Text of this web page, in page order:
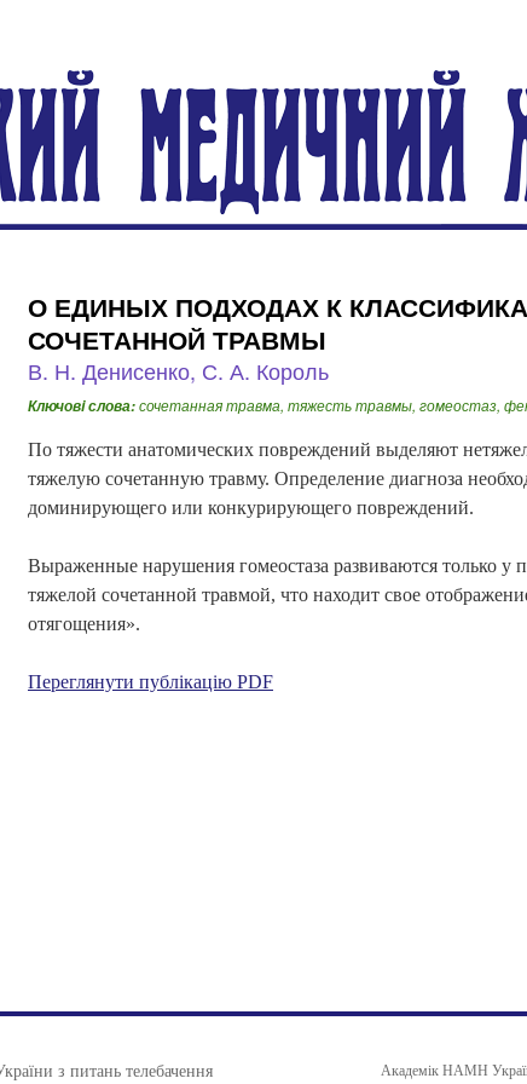
О ЕДИНЫХ ПОДХОДАХ К
СОЧЕТАННОЙ ТРАВМЫ
В. Н. Денисенко, С. А. Король
Ключовi слова:сочетанная травма, тяжесть травмы, гомеостаз,
По тяжести анатомических повреждений выделяют
тяжелую сочетанную травму. Определение диагноза
доминирующего или конкурирующего повреждений.
Выраженные нарушения гомеостаза развиваются только у
тяжелой сочетанной травмой, что находит свое
отягощения».
Переглянути публікацію PDF
з питань телебачення
Академік НАМН